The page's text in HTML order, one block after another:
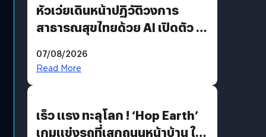
หัวเว่ยเดินหน้าปฏิวัติวงการ
สาธารณสุขไทยด้วย AI เปิดตัว 4
AI เพื่อการแพทย์ในประเทศไทย
07/08/2026
Read More
เร็ว แรง ทะลุโลก ! ‘Hop Earth’
เกมแข่งรถที่เสกถนนหน้าบ้าน ให้